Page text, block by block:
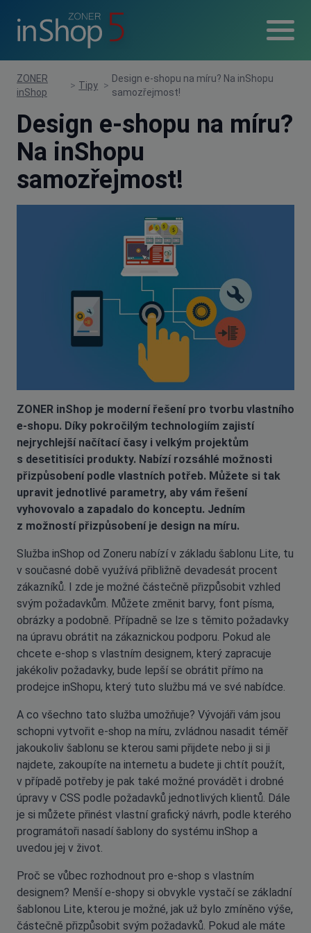
ZONER
inShop
> Tipy >
Design e-shopu na míru? Na inShopu
samozřejmost!
Design e-shopu na míru?
Na inShopu
samozřejmost!
ZONER inShop je moderní řešení pro tvorbu vlastního
e-shopu. Díky pokročilým technologiím zajistí
nejrychlejší načítací časy i velkým projektům
s desetitisíci produkty. Nabízí rozsáhlé možnosti
přizpůsobení podle vlastních potřeb. Můžete si tak
upravit jednotlivé parametry, aby vám řešení
vyhovovalo a zapadalo do konceptu. Jedním
z možností přizpůsobení je design na míru.
Služba inShop od Zoneru nabízí v základu šablonu Lite, tu
v současné době využívá přibližně devadesát procent
zákazníků. I zde je možné částečně přizpůsobit vzhled
svým požadavkům. Můžete změnit barvy, font písma,
obrázky a podobně. Případně se lze s těmito požadavky
na úpravu obrátit na zákaznickou podporu. Pokud ale
chcete e-shop s vlastním designem, který zapracuje
jakékoliv požadavky, bude lepší se obrátit přímo na
prodejce inShopu, který tuto službu má ve své nabídce.
A co všechno tato služba umožňuje? Vývojáři vám jsou
schopni vytvořit e-shop na míru, zvládnou nasadit téměř
jakoukoliv šablonu se kterou sami přijdete nebo ji si ji
najdete, zakoupíte na internetu a budete ji chtít použít,
v případě potřeby je pak také možné provádět i drobné
úpravy v CSS podle požadavků jednotlivých klientů. Dále
je si můžete přinést vlastní grafický návrh, podle kterého
programátoři nasadí šablony do systému inShop a
uvedou jej v život.
Proč se vůbec rozhodnout pro e-shop s vlastním
designem? Menší e-shopy si obvykle vystačí se základní
šablonou Lite, kterou je možné, jak už bylo zmíněno výše,
částečně přizpůsobit svým požadavků. Pokud ale máte